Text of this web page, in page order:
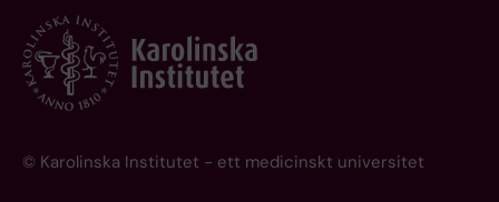
© Karolinska Institutet - ett medicinskt universitet